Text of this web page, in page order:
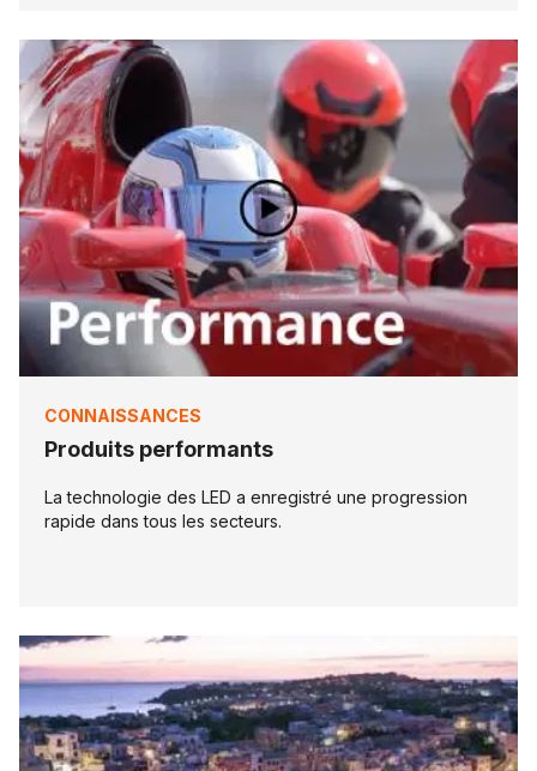
CONNAISSANCES
Produits performants
La technologie des LED a enregistré une progression
rapide dans tous les secteurs.